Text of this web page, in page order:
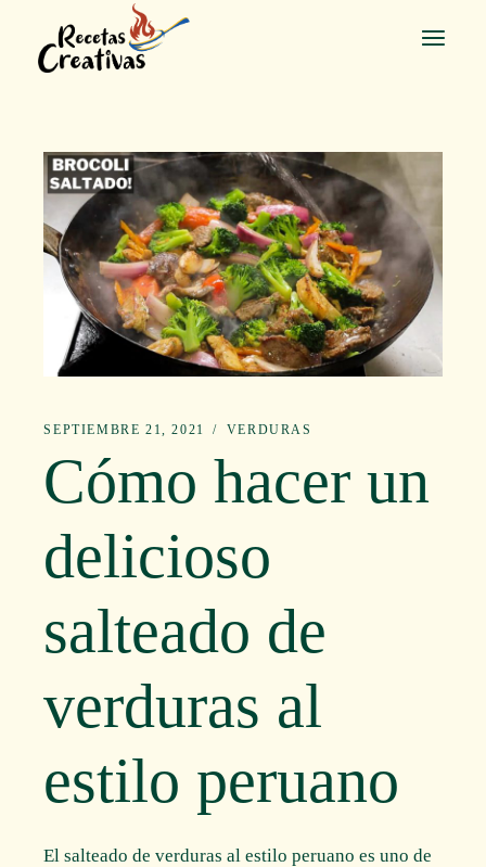
contenido
SEPTIEMBRE 21, 2021 VERDURAS
Cómo hacer un
delicioso
salteado de
verduras al
estilo peruano
El salteado de verduras al estilo peruano es uno de